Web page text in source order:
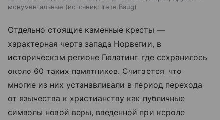
монументальные
источник: Irene Baug
Отдельно стоящие каменные кресты —
характерная черта запада Норвегии, в
историческом регионе Гюлатинг, где сохранилось
около 60 таких памятников. Считается, что
многие из них устанавливали в период перехода
от язычества к христианству как публичные
символы новой веры, введенной при короле